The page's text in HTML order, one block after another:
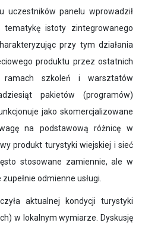
uczestników panelu wprowadził
istoty zintegrowanego
przy tym działania
produktu przez ostatnich
szkoleń i warsztatów
pakietów (programów)
jako skomercjalizowane
na podstawową różnicę w
produkt turystyki wiejskiej i sieć
stosowane zamiennie, ale w
odmienne usługi.
aktualnej kondycji turystyki
w lokalnym wymiarze. Dyskusję